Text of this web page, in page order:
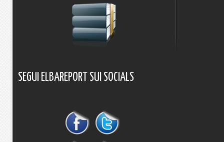
SEGUI ELBAREPORT SUI SOCIALS